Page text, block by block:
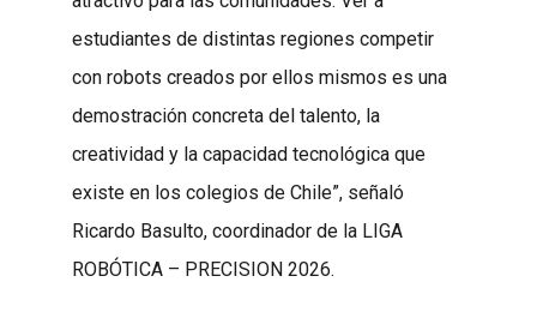
estudiantes de distintas regiones competir
con robots creados por ellos mismos es una
demostración concreta del talento, la
creatividad y la capacidad tecnológica que
existe en los colegios de Chile”, señaló
Ricardo Basulto, coordinador de la LIGA
ROBÓTICA – PRECISION 2026.